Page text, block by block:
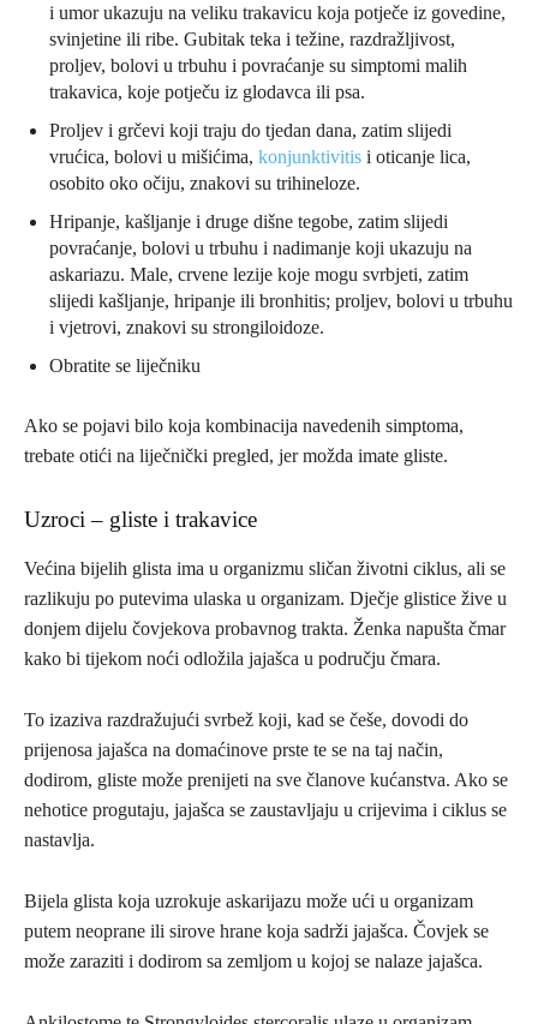
i umor ukazuju na veliku trakavicu koja potječe iz govedine,
svinjetine ili ribe. Gubitak teka i težine, razdražljivost,
proljev, bolovi u trbuhu i povraćanje su simptomi malih
trakavica, koje potječu iz glodavca ili psa.
Proljev i grčevi koji traju do tjedan dana, zatim slijedi
vrućica, bolovi u mišićima, konjunktivitis i oticanje lica,
osobito oko očiju, znakovi su trihineloze.
Hripanje, kašljanje i druge dišne tegobe, zatim slijedi
povraćanje, bolovi u trbuhu i nadimanje koji ukazuju na
askariazu. Male, crvene lezije koje mogu svrbjeti, zatim
slijedi kašljanje, hripanje ili bronhitis; proljev, bolovi u trbuhu
i vjetrovi, znakovi su strongiloidoze.
Obratite se liječniku
Ako se pojavi bilo koja kombinacija navedenih simptoma,
trebate otići na liječnički pregled, jer možda imate gliste.
Uzroci – gliste i trakavice
Većina bijelih glista ima u organizmu sličan životni ciklus, ali se
razlikuju po putevima ulaska u organizam. Dječje glistice žive u
donjem dijelu čovjekova probavnog trakta. Ženka napušta čmar
kako bi tijekom noći odložila jajašca u području čmara.
To izaziva razdražujući svrbež koji, kad se češe, dovodi do
prijenosa jajašca na domaćinove prste te se na taj način,
dodirom, gliste može prenijeti na sve članove kućanstva. Ako se
nehotice progutaju, jajašca se zaustavljaju u crijevima i ciklus se
nastavlja.
Bijela glista koja uzrokuje askarijazu može ući u organizam
putem neoprane ili sirove hrane koja sadrži jajašca. Čovjek se
može zaraziti i dodirom sa zemljom u kojoj se nalaze jajašca.